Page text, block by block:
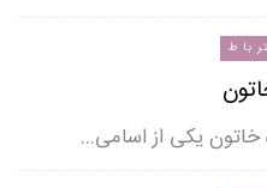
با ط
خاتون یکی از اسامی…